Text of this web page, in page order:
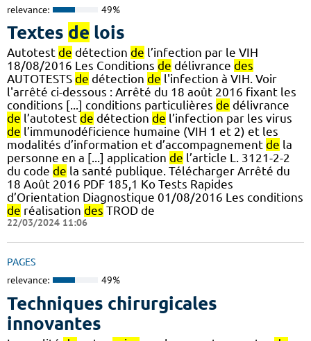
relevance: 49%
Textes de lois
Autotest de détection de l’infection par le VIH
18/08/2016 Les Conditions de délivrance des
AUTOTESTS de détection de l'infection à VIH. Voir
l'arrêté ci-dessous : Arrêté du 18 août 2016 fixant les
conditions [...] conditions particulières de délivrance
de l’autotest de détection de l’infection par les virus
de l’immunodéficience humaine (VIH 1 et 2) et les
modalités d’information et d’accompagnement de la
personne en a [...] application de l’article L. 3121-2-2
du code de la santé publique. Télécharger Arrêté du
18 Août 2016 PDF 185,1 Ko Tests Rapides
d’Orientation Diagnostique 01/08/2016 Les conditions
de réalisation des TROD de
22/03/2024 11:06
PAGES
relevance: 49%
Techniques chirurgicales
innovantes